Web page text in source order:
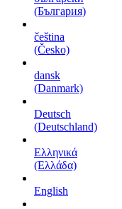
(България)
čeština
(Česko)
dansk
(Danmark)
Deutsch
(Deutschland)
Ελληνικά
(Ελλάδα)
English